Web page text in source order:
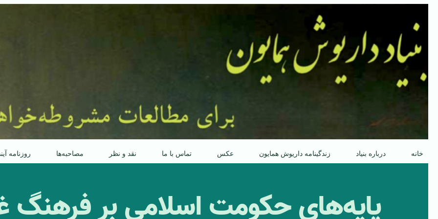
پرش
محتوا
خانه درباره بنیاد زندگینامه داریوش همایون عکس تماس با ما نقد و نظر مصاحبه‌ها روزنامه
پایه‌های حکومت اسلامی بر فرهنگ